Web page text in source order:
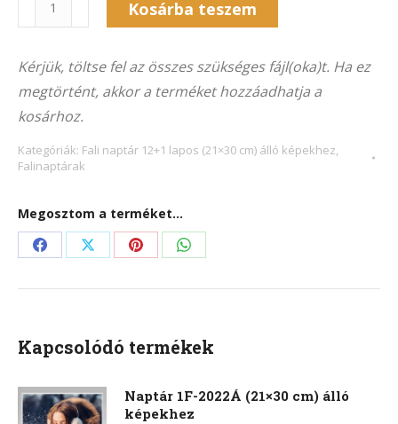
13F-
(21x30
cm)
álló
képekhez
mennyiség
Kosárba teszem
Kérjük, töltse fel az összes szükséges fájl(oka)t. Ha ez
megtörtént, akkor a terméket hozzáadhatja a
kosárhoz.
Kategóriák: Fali naptár 12+1 lapos (21×30 cm) álló képekhez,
Falinaptárak
Megosztom a terméket...
Share
on
Share
on
Share
on
Share
on
Kapcsolódó termékek
Naptár 1F-2022Á (21×30 cm) álló
képekhez